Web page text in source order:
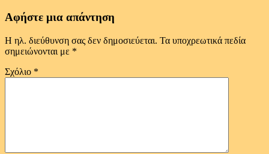
Αφήστε μια απάντηση
Η ηλ. διεύθυνση σας δεν δημοσιεύεται. Τα υποχρεωτικά πεδία
σημειώνονται με *
Σχόλιο *